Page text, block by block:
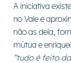
A iniciativa
no Vale e
não as dela,
mútua e
“tudo é feito